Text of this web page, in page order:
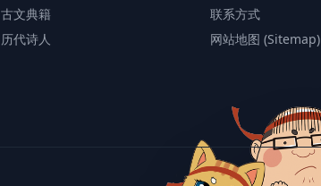
称忠于清朝，溥仪被冯玉祥逐出
紫禁城后，他曾亲往天津，到溥
仪居住的静园觐见探望。民国十
在倡导维新运动时，体现了历史
凯成为复辟运动的精神领袖。
古文典籍
历代诗人
联系方式
网站地图 (Sitemap)